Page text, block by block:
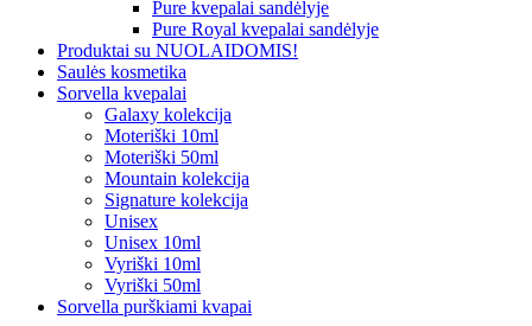
Pure kvepalai sandėlyje
Pure Royal kvepalai sandėlyje
Produktai su NUOLAIDOMIS!
Saulės kosmetika
Sorvella kvepalai
Galaxy kolekcija
Moteriški 10ml
Moteriški 50ml
Mountain kolekcija
Signature kolekcija
Unisex
Unisex 10ml
Vyriški 10ml
Vyriški 50ml
Sorvella purškiami kvapai